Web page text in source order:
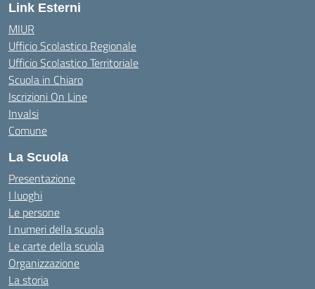
Link Esterni
MIUR
Ufficio Scolastico Regionale
Ufficio Scolastico Territoriale
Scuola in Chiaro
Iscrizioni On Line
Invalsi
Comune
La Scuola
Presentazione
I luoghi
Le persone
I numeri della scuola
Le carte della scuola
Organizzazione
La storia